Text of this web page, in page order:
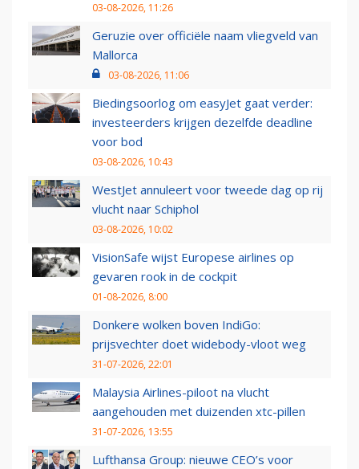
03-08-2026, 11:26
Geruzie over officiële naam vliegveld van
Mallorca
03-08-2026, 11:06
Biedingsoorlog om easyJet gaat verder:
investeerders krijgen dezelfde deadline
voor bod
03-08-2026, 10:43
WestJet annuleert voor tweede dag op rij
vlucht naar Schiphol
03-08-2026, 10:02
VisionSafe wijst Europese airlines op
gevaren rook in de cockpit
01-08-2026, 8:00
Donkere wolken boven IndiGo:
prijsvechter doet widebody-vloot weg
31-07-2026, 22:01
Malaysia Airlines-piloot na vlucht
aangehouden met duizenden xtc-pillen
31-07-2026, 13:55
Lufthansa Group: nieuwe CEO’s voor